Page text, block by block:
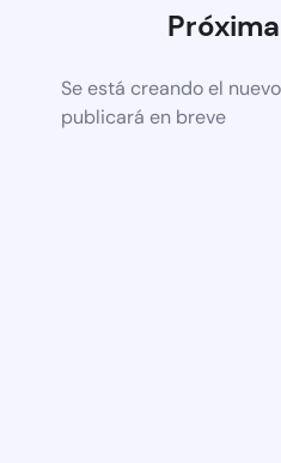
Se está creando el
publicará en breve